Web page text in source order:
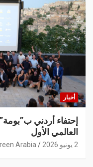
أخبار
إحتفاء أردني
العالمي الأول
2 يونيو 2026 Arabia